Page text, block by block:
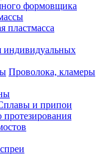
формовщика
пластмасса
индивидуальных
Проволока, кламеры
и припои